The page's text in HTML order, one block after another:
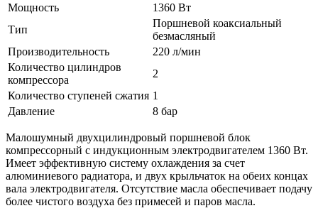
Мощность
1360 Вт
Тип
Поршневой коаксиальный
безмасляный
Производительность
220 л/мин
Количество цилиндров
компрессора
2
Количество ступеней сжатия 1
Давление
8 бар
Малошумный двухцилиндровый поршневой блок
компрессорный с индукционным электродвигателем 1360 Вт.
Имеет эффективную систему охлаждения за счет
алюминиевого радиатора, и двух крыльчаток на обеих концах
вала электродвигателя. Отсутствие масла обеспечивает подачу
более чистого воздуха без примесей и паров масла.